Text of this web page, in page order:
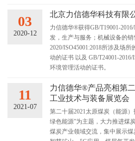
03
2020-12
北京力信德华科技有限
力信德华®获得GB/T19001-
发，生产与服务；机械设备的
2020/ISO45001:2018所涉及场
动的证书 以及 GB/T24001-
环境管理活动的证书。
11
2021-07
力信德华®产品亮相第
工业技术与装备展览会
第二十届2021太原煤炭（能源
绿色能源”为主题，大力推进煤
煤炭产业领域交流，集中展示煤